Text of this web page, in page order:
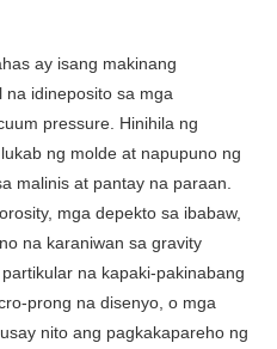
ay isang makinang
na idineposito sa mga
pressure. Hinihila ng
ng molde at napupuno ng
malinis at pantay na paraan.
mga depekto sa ibabaw,
na karaniwan sa gravity
na kapaki-pakinabang
prong na disenyo, o mga
nito ang pagkakapareho ng